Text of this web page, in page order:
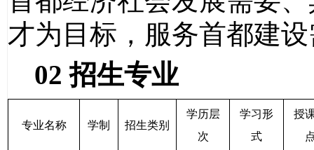
才为目标，服务首都建
02招生专业
专业名称 学制 招生类别
学历层
次
学习形
式
授